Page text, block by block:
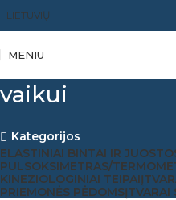
LIETUVIŲ
MENIU
vaikui
Kategorijos
ELASTINIAI BINTAI IR
PULSOKSIMETRAS/
KINEZIOLOGINIAI TEIPAI
PRIEMONĖS PĖDOMSĮTVARAI